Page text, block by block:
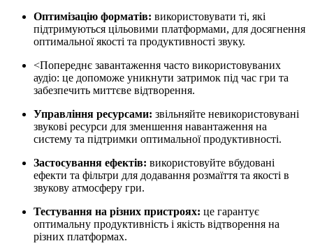
Оптимізацію форматів: використовувати ті, які
підтримуються цільовими платформами, для досягнення
оптимальної якості та продуктивності звуку.
<Попереднє завантаження часто використовуваних
аудіо: це допоможе уникнути затримок під час гри та
забезпечить миттєве відтворення.
Управління ресурсами: звільняйте невикористовувані
звукові ресурси для зменшення навантаження на
систему та підтримки оптимальної продуктивності.
Застосування ефектів: використовуйте вбудовані
ефекти та фільтри для додавання розмаїття та якості в
звукову атмосферу гри.
Тестування на різних пристроях: це гарантує
оптимальну продуктивність і якість відтворення на
різних платформах.